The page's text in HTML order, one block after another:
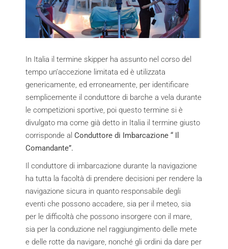
In Italia il termine skipper ha assunto nel corso del
tempo un’accezione limitata ed è utilizzata
genericamente, ed erroneamente, per identificare
semplicemente il conduttore di barche a vela durante
le competizioni sportive, poi questo termine si è
divulgato ma come già detto in Italia il termine giusto
corrisponde alConduttore di Imbarcazione “ Il
Comandante”.
Il conduttore di imbarcazione durante la navigazione
ha tutta la facoltà di prendere decisioni per rendere la
navigazione sicura in quanto responsabile degli
eventi che possono accadere, sia per il meteo, sia
per le difficoltà che possono insorgere con il mare,
sia per la conduzione nel raggiungimento delle mete
e delle rotte da navigare, nonché gli ordini da dare per